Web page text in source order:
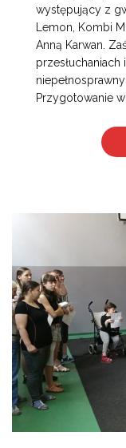
występujący z
Lemon, Kombi
Anną Karwan.
przesłuchaniach
Przygotowanie